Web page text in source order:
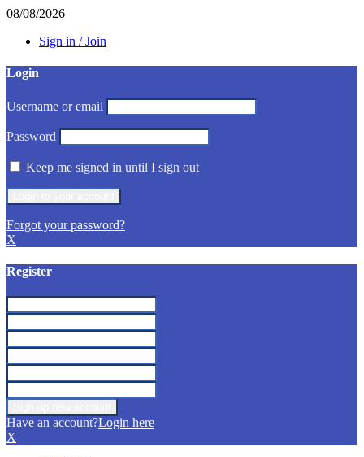
08/08/2026
Sign in / Join
Login
Username or email
Password
Keep me signed in until I sign out
Forgot your password?
X
Register
Have an account?Login here
X